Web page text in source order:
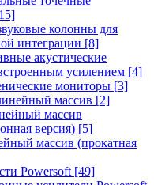
колонны для
интеграции [8]
акустические
усилением [4]
мониторы [3]
массив [2]
массив
версия) [5]
массив (прокатная
Powersoft [49]